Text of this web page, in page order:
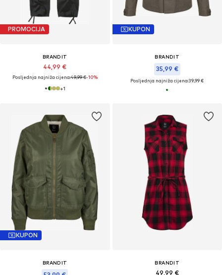
PROMOCIJA
BRANDIT
44,99 €
Posljednja najniža cijena:49,99 €-10%
+1
KUPON
BRANDIT
35,99 €
Posljednja najniža cijena:39,99 €
KUPON
BRANDIT BRANDIT
49,99 €